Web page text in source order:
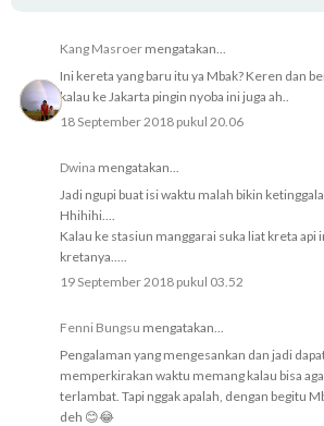
Kang Masroer mengatakan...
Ini kereta yang baru itu ya Mbak? Keren dan
kalau ke Jakarta pingin nyoba ini juga ah..
18 September 2018 pukul 20.06
Dwina mengatakan...
Jadi ngupi buat isi waktu malah bikin
Hhihihi....
Kalau ke stasiun manggarai suka liat kreta api
kretanya.....
19 September 2018 pukul 03.52
Fenni Bungsu mengatakan...
Pengalaman yang mengesankan dan jadi
memperkirakan waktu memang kalau bisa
terlambat. Tapi nggak apalah, dengan begitu
deh 😊😂